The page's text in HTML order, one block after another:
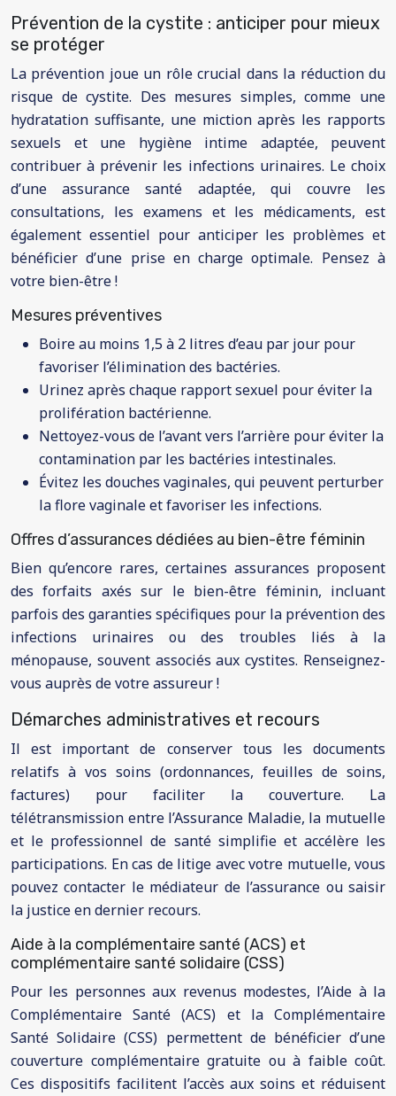
Prévention de la cystite : anticiper pour mieux
se protéger
La prévention joue un rôle crucial dans la réduction du
risque de cystite. Des mesures simples, comme une
hydratation suffisante, une miction après les rapports
sexuels et une hygiène intime adaptée, peuvent
contribuer à prévenir les infections urinaires. Le choix
d’une assurance santé adaptée, qui couvre les
consultations, les examens et les médicaments, est
également essentiel pour anticiper les problèmes et
bénéficier d’une prise en charge optimale. Pensez à
votre bien-être !
Mesures préventives
Boire au moins 1,5 à 2 litres d’eau par jour pour
favoriser l’élimination des bactéries.
Urinez après chaque rapport sexuel pour éviter la
prolifération bactérienne.
Nettoyez-vous de l’avant vers l’arrière pour éviter la
contamination par les bactéries intestinales.
Évitez les douches vaginales, qui peuvent perturber
la flore vaginale et favoriser les infections.
Offres d’assurances dédiées au bien-être féminin
Bien qu’encore rares, certaines assurances proposent
des forfaits axés sur le bien-être féminin, incluant
parfois des garanties spécifiques pour la prévention des
infections urinaires ou des troubles liés à la
ménopause, souvent associés aux cystites. Renseignez-
vous auprès de votre assureur !
Démarches administratives et recours
Il est important de conserver tous les documents
relatifs à vos soins (ordonnances, feuilles de soins,
factures) pour faciliter la couverture. La
télétransmission entre l’Assurance Maladie, la mutuelle
et le professionnel de santé simplifie et accélère les
participations. En cas de litige avec votre mutuelle, vous
pouvez contacter le médiateur de l’assurance ou saisir
la justice en dernier recours.
Aide à la complémentaire santé (ACS) et
complémentaire santé solidaire (CSS)
Pour les personnes aux revenus modestes, l’Aide à la
Complémentaire Santé (ACS) et la Complémentaire
Santé Solidaire (CSS) permettent de bénéficier d’une
couverture complémentaire gratuite ou à faible coût.
Ces dispositifs facilitent l’accès aux soins et réduisent